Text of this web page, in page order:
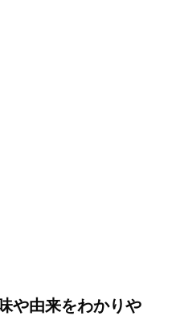
や由来をわかりや